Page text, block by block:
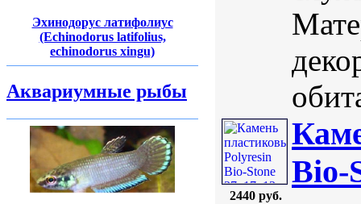
Эхинодорус латифолиус
(Echinodorus latifolius,
echinodorus xingu)
Аквариумные рыбы
2440 руб.
Bio-